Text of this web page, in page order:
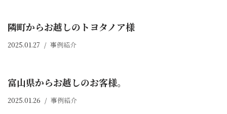
隣町からお越しのトヨタノア様
2025.01.27 事例紹介
富山県からお越しのお客様。
2025.01.26 事例紹介